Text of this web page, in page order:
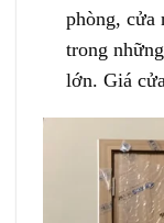
phòng, cửa
trong
lớn. Giá